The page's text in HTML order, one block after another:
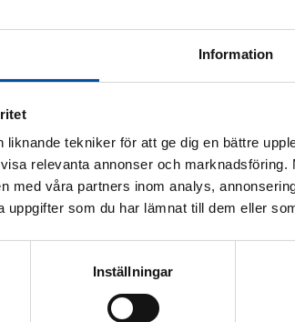
Information
liknande tekniker för att ge dig en bättre
relevanta annonser och
med våra partners inom analys,
uppgifter som du har lämnat till dem eller
Inställningar